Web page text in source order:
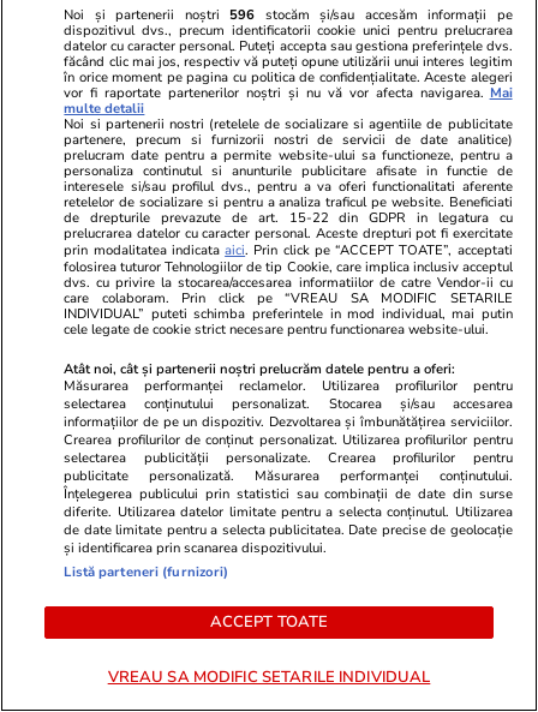
Ce trebuie să conţină în 2026
kitul de siguranţă auto
Lifestyle 15 iul.
Ce este colostrul și la ce ajută
Lifestyle 15 iul.
Ce este metoda japoneză
Oosouji și cum te poate ajuta să
Lifestyle 15 iul.
Noi și partenerii noștri 596 stocăm și/sau accesăm informații pe
dispozitivul dvs., precum identificatorii cookie unici pentru prelucrarea
datelor cu caracter personal. Puteți accepta sau gestiona preferințele dvs.
făcând clic mai jos, respectiv vă puteți opune utilizării unui interes legitim
în orice moment pe pagina cu politica de confidențialitate. Aceste alegeri
vor fi raportate partenerilor noștri și nu vă vor afecta navigarea. Mai
multe detalii
Noi si partenerii nostri (retelele de socializare si agentiile de publicitate
partenere, precum si furnizorii nostri de servicii de date analitice)
prelucram date pentru a permite website-ului sa functioneze, pentru a
personaliza continutul si anunturile publicitare afisate in functie de
interesele si/sau profilul dvs., pentru a va oferi functionalitati aferente
retelelor de socializare si pentru a analiza traficul pe website. Beneficiati
de drepturile prevazute de art. 15-22 din GDPR in legatura cu
prelucrarea datelor cu caracter personal. Aceste drepturi pot fi exercitate
prin modalitatea indicataaici. Prin click pe “ACCEPT TOATE”, acceptati
folosirea tuturor Tehnologiilor de tip Cookie, care implica inclusiv acceptul
dvs. cu privire la stocarea/accesarea informatiilor de catre Vendor-ii cu
care colaboram. Prin click pe “VREAU SA MODIFIC SETARILE
INDIVIDUAL” puteti schimba preferintele in mod individual, mai putin
cele legate de cookie strict necesare pentru functionarea website-ului.
Atât noi, cât și partenerii noștri prelucrăm datele pentru a oferi:
Măsurarea performanței reclamelor. Utilizarea profilurilor pentru
selectarea conținutului personalizat. Stocarea și/sau accesarea
informațiilor de pe un dispozitiv. Dezvoltarea și îmbunătățirea serviciilor.
Crearea profilurilor de conținut personalizat. Utilizarea profilurilor pentru
selectarea publicității personalizate. Crearea profilurilor pentru
publicitate personalizată. Măsurarea performanței conținutului.
Înțelegerea publicului prin statistici sau combinații de date din surse
diferite. Utilizarea datelor limitate pentru a selecta conținutul. Utilizarea
de date limitate pentru a selecta publicitatea. Date precise de geolocație
și identificarea prin scanarea dispozitivului.
Listă parteneri (furnizori)
ACCEPT TOATE
VREAU SA MODIFIC SETARILE INDIVIDUAL